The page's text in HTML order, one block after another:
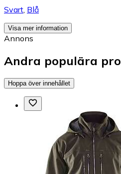
Svart Blå
Visa mer information
Annons
Andra populära
Hoppa över innehållet